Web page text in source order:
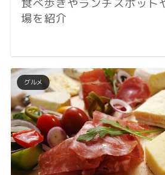
食べ歩きやランチスポット
場を紹介
グルメ